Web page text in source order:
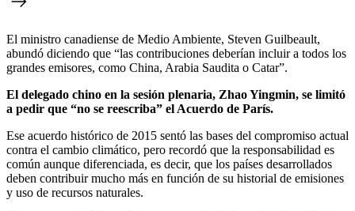
El ministro canadiense de Medio Ambiente, Steven Guilbeault,
abundó diciendo que “las contribuciones deberían incluir a todos los
grandes emisores, como China, Arabia Saudita o Catar”.
El delegado chino en la sesión plenaria, Zhao Yingmin, se limitó
a pedir que “no se reescriba” el Acuerdo de París.
Ese acuerdo histórico de 2015 sentó las bases del compromiso actual
contra el cambio climático, pero recordó que la responsabilidad es
común aunque diferenciada, es decir, que los países desarrollados
deben contribuir mucho más en función de su historial de emisiones
y uso de recursos naturales.